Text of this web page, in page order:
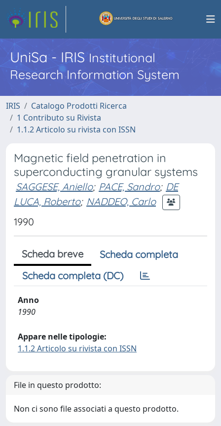
UniSa - IRISInstitutional
Research Information System
IRIS
Catalogo Prodotti Ricerca
1 Contributo su Rivista
1.1.2 Articolo su rivista con ISSN
Magnetic field penetration in
superconducting granular systems
SAGGESE, Aniello; PACE, Sandro; DE
LUCA, Roberto; NADDEO, Carlo
1990
Scheda breve
Scheda completa
Scheda completa (DC)
Anno
1990
Appare nelle tipologie:
1.1.2 Articolo su rivista con ISSN
File in questo prodotto:
Non ci sono file associati a questo prodotto.